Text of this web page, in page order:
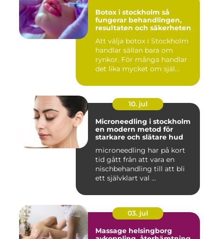
Botox i stockholm så
fungerar behandlingen,
resultaten och säkerheten
Att välja botox i Stockholm
handlar sällan bara om
rynkor. För många handlar
det lika mycket om själ...
10. jul
Microneedling i stockholm
en modern metod för
starkare och slätare hud
microneedling har på kort
tid gått från att vara en
nischbehandling till att bli
ett självklart val ...
03. jul
Massage helsingborg